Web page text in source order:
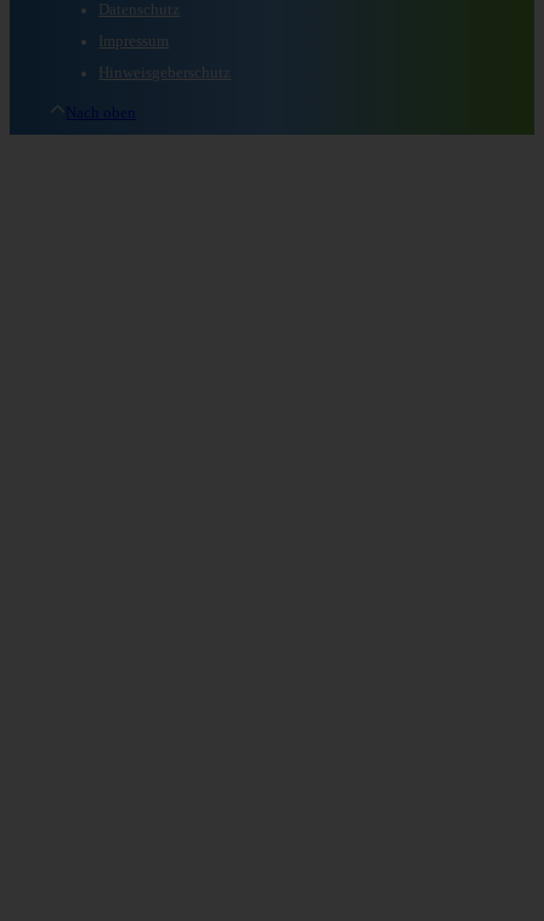
Datenschutz
Impressum
Hinweisgeberschutz
Nach oben